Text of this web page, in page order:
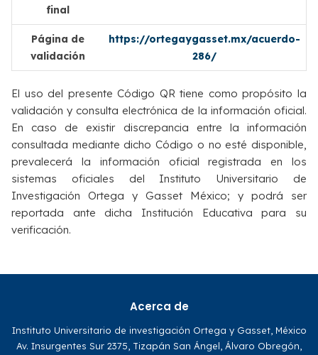
final
Página de
validación
https://ortegaygasset.mx/acuerdo-
286/
El uso del presente Código QR tiene como propósito la
validación y consulta electrónica de la información oficial.
En caso de existir discrepancia entre la información
consultada mediante dicho Código o no esté disponible,
prevalecerá la información oficial registrada en los
sistemas oficiales del Instituto Universitario de
Investigación Ortega y Gasset México; y podrá ser
reportada ante dicha Institución Educativa para su
verificación.
Acerca de
Instituto Universitario de investigación Ortega y Gasset, México
Av. Insurgentes Sur 2375, Tizapán San Ángel, Álvaro Obregón,